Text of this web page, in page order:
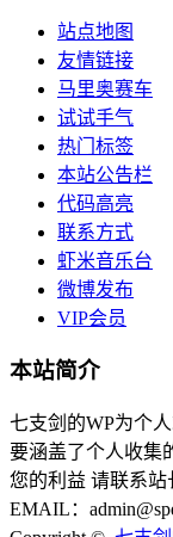
站点地图
友情链接
马里奥赛车
试试手气
热门标签
本站公告栏
代码高亮
联系方式
虾米音乐台
微博发布
VIP会员
本站简介
七支剑的WP为个
要涵盖了个人收集
您的利益 请联系站
EMAIL：